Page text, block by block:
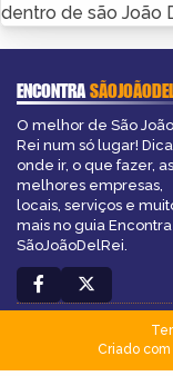
dentro de são João
ENCONTRA
O melhor de São
Rei num só lugar!
onde ir, o que fazer, as
melhores empresas,
locais, serviços e
mais no guia Encontra
SãoJoãoDelRei.
Criado com